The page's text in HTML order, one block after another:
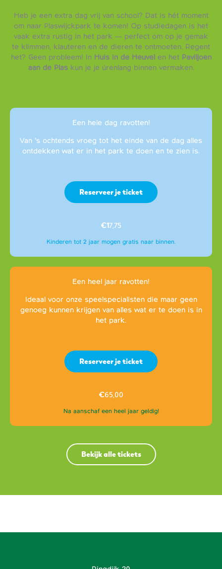
Heb je een extra dag vrij van school? Dat is hét moment
om naar Plaswijckpark te komen! Op studiedagen is het
vaak extra rustig in het park — perfect om op je gemak
te klimmen, klauteren en de dieren te ontmoeten. Regent
het? Geen probleem! In Huis in de Heuvelen het Paviljoen
aan de Plaskun je je úrenlang binnen vermaken.
Een hele dag ravotten!
Van ’s ochtends vroeg tot het einde van de dag alles
ontdekken wat er in het park te doen en te zien is.
Reserveer je ticket
€17,75
Kinderen tot 2 jaar mogen gratis naar binnen.
Een heel jaar ravotten!
Ideaal voor onze speelspecialisten die maar geen
genoeg kunnen krijgen van alles wat er te doen is in
het park.
Reserveer je ticket
€65,00
Na aanschaf een heel jaar geldig!
Bekijk alle tickets